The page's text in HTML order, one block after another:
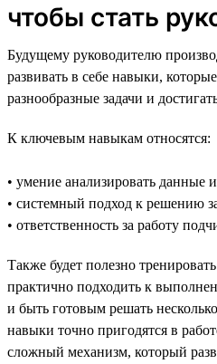
чтобы стать
Будущему руководителю
развивать в себе навыки,
разнообразные задачи и
К ключевым навыкам относятся:
• умение анализировать данные
• системный подход к решению
• ответственность за работу
Также будет полезно
практично подходить к
и быть готовым решать
навыки точно пригодятся в
сложный механизм, который